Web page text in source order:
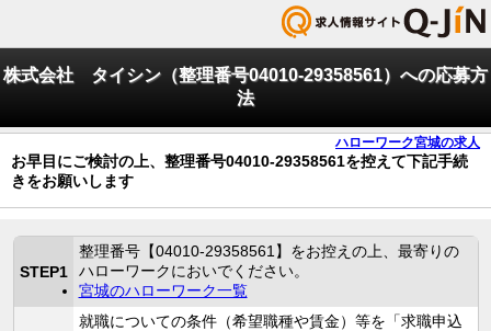
株式会社 タイシン（整理番号04010-29358561）への応募方
法
ハローワーク宮城の求人
お早目にご検討の上、整理番号04010-29358561を控えて下記手続
きをお願いします
STEP1
整理番号【04010-29358561】をお控えの上、最寄りの
ハローワークにおいでください。
宮城のハローワーク一覧
就職についての条件（希望職種や賃金）等を「求職申込